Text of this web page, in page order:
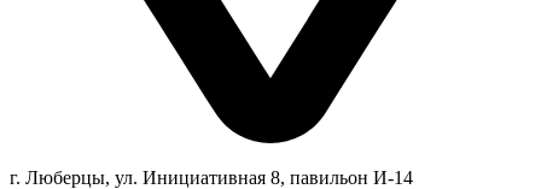
г. Люберцы, ул. Инициативная 8, павильон И-14